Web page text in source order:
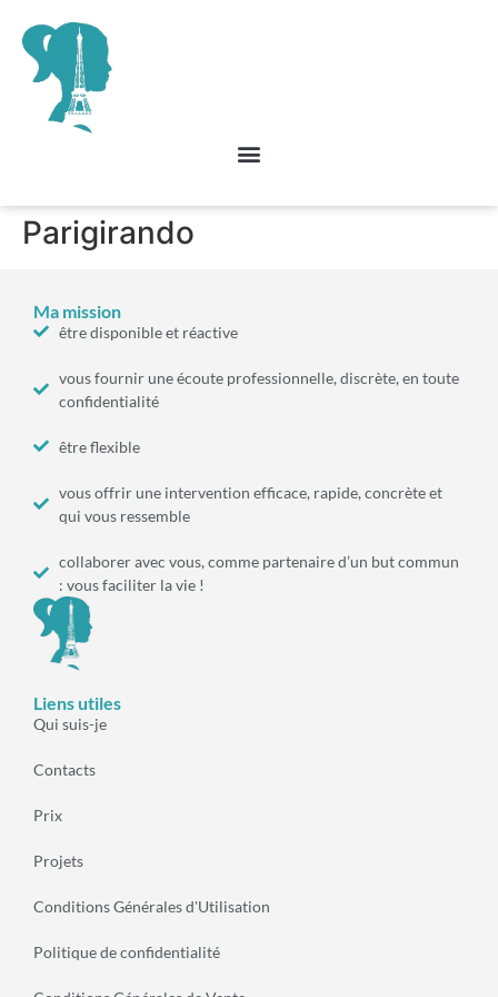
Parigirando
Ma mission
être disponible et réactive
vous fournir une écoute professionnelle, discrète, en toute
confidentialité
être flexible
vous offrir une intervention efficace, rapide, concrète et
qui vous ressemble
collaborer avec vous, comme partenaire d’un but commun
: vous faciliter la vie !
Liens utiles
Qui suis-je
Contacts
Prix
Projets
Conditions Générales d'Utilisation
Politique de confidentialité